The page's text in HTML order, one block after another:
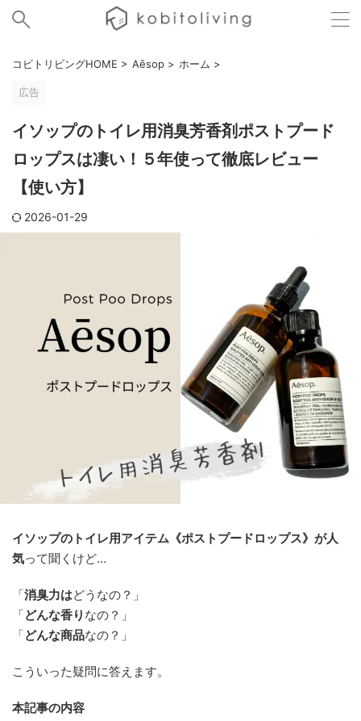
コビトリビングHOME > Aēsop > ホーム >
広告
イソップのトイレ用消臭芳香剤ポストプード
ロップスは凄い！５年使って徹底レビュー
【使い方】
2026-01-29
イソップのトイレ用アイテム《ポストプードロップス》が人
気って聞くけど…
「消臭力はどうなの？」
「どんな香り なの？」
「どんな商品なの？」
こういった疑問に答えます。
本記事の内容